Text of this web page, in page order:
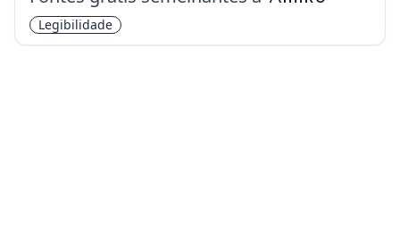
Legibilidade